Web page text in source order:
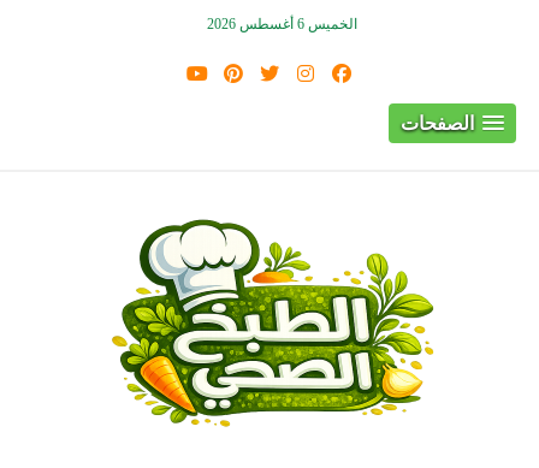
الخميس 6 أغسطس 2026
الصفحات